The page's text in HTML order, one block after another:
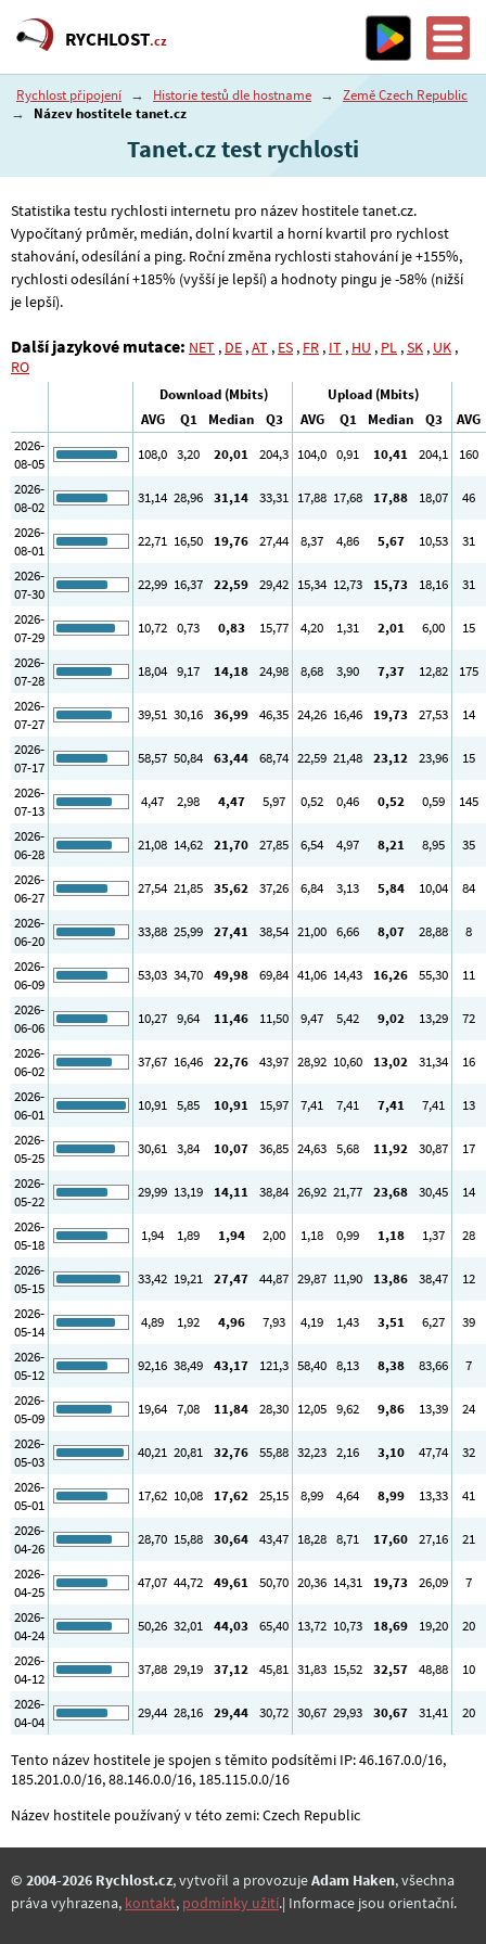
RYCHLOST.cz
Rychlost připojení → Historie testů dle hostname → Země Czech Republic
→
Název hostitele tanet.cz
Tanet.cz test rychlosti
Statistika testu rychlosti internetu pro název hostitele tanet.cz.
Vypočítaný průměr, medián, dolní kvartil a horní kvartil pro rychlost
stahování, odesílání a ping. Roční změna rychlosti stahování je +155%,
rychlosti odesílání +185% (vyšší je lepší) a hodnoty pingu je -58% (nižší
je lepší).
Další jazykové mutace: NET , DE ,AT , ES , FR , IT , HU , PL ,SK , UK ,
RO
Download (Mbits)
Upload (Mbits)
AVG
Q1 Median Q3 AVG Q1 Median Q3
AVG
2026-
08-05
108,0 3,20 20,01 204,3 104,0 0,91 10,41 204,1
160
2026-
08-02
31,14 28,96 31,14 33,31 17,88 17,68 17,88 18,07
46
2026-
08-01
22,71 16,50 19,76 27,44 8,37 4,86 5,67 10,53
31
2026-
07-30
22,99 16,37 22,59 29,42 15,34 12,73 15,73 18,16
31
2026-
07-29
10,72 0,73 0,83 15,77 4,20 1,31 2,01 6,00
15
2026-
07-28
18,04 9,17 14,18 24,98 8,68 3,90 7,37 12,82
175
2026-
07-27
39,51 30,16 36,99 46,35 24,26 16,46 19,73 27,53
14
2026-
07-17
58,57 50,84 63,44 68,74 22,59 21,48 23,12 23,96
15
2026-
07-13
4,47 2,98 4,47 5,97 0,52 0,46 0,52 0,59
145
2026-
06-28
21,08 14,62 21,70 27,85 6,54 4,97 8,21 8,95
35
2026-
06-27
27,54 21,85 35,62 37,26 6,84 3,13 5,84 10,04
84
2026-
06-20
33,88 25,99 27,41 38,54 21,00 6,66 8,07 28,88
8
2026-
06-09
53,03 34,70 49,98 69,84 41,06 14,43 16,26 55,30
11
2026-
06-06
10,27 9,64 11,46 11,50 9,47 5,42 9,02 13,29
72
2026-
06-02
37,67 16,46 22,76 43,97 28,92 10,60 13,02 31,34
16
2026-
06-01
10,91 5,85 10,91 15,97 7,41 7,41 7,41 7,41
13
2026-
05-25
30,61 3,84 10,07 36,85 24,63 5,68 11,92 30,87
17
2026-
05-22
29,99 13,19 14,11 38,84 26,92 21,77 23,68 30,45
14
2026-
05-18
1,94 1,89 1,94 2,00 1,18 0,99 1,18 1,37
28
2026-
05-15
33,42 19,21 27,47 44,87 29,87 11,90 13,86 38,47
12
2026-
05-14
4,89 1,92 4,96 7,93 4,19 1,43 3,51 6,27
39
2026-
05-12
92,16 38,49 43,17 121,3 58,40 8,13 8,38 83,66
7
2026-
05-09
19,64 7,08 11,84 28,30 12,05 9,62 9,86 13,39
24
2026-
05-03
40,21 20,81 32,76 55,88 32,23 2,16 3,10 47,74
32
2026-
05-01
17,62 10,08 17,62 25,15 8,99 4,64 8,99 13,33
41
2026-
04-26
28,70 15,88 30,64 43,47 18,28 8,71 17,60 27,16
21
2026-
04-25
47,07 44,72 49,61 50,70 20,36 14,31 19,73 26,09
7
2026-
04-24
50,26 32,01 44,03 65,40 13,72 10,73 18,69 19,20
20
2026-
04-12
37,88 29,19 37,12 45,81 31,83 15,52 32,57 48,88
10
2026-
04-04
29,44 28,16 29,44 30,72 30,67 29,93 30,67 31,41 20
Tento název hostitele je spojen s těmito podsítěmi IP: 46.167.0.0/16,
185.201.0.0/16, 88.146.0.0/16, 185.115.0.0/16
Název hostitele používaný v této zemi: Czech Republic
© 2004-2026 Rychlost.cz, vytvořil a provozujeAdam Haken, všechna
práva vyhrazena, kontakt, podmínky užití.| Informace jsou orientační.